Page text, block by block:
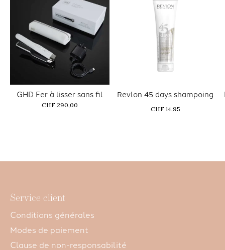
GHD Fer à lisser sans fil
CHF 290,00
Revlon 45 days shampoing
CHF 14,95
Service client
Conditions générales
Modes de paiement
Clause de non-responsabilité